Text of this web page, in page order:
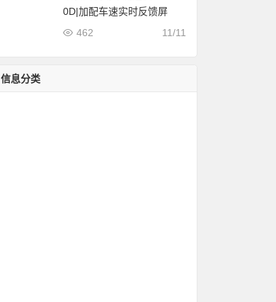
0D|加配车速实时反馈屏
11/11
462
信息分类